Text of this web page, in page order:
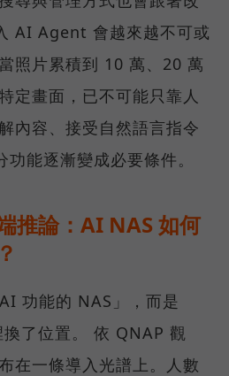
AI Agent 會越來越不可或
照片累積到 10 萬、20 萬
定畫面，已不可能只靠人
內容、接受自然語言指令
能逐漸變成必要條件。
推論：AI NAS 如何
功能的 NAS」，而是
了位置。 依 QNAP 觀
在一條導入光譜上。人數